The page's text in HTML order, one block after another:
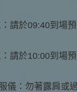
請於09:40到場預
請於10:00到場預
儀：勿著露肩或